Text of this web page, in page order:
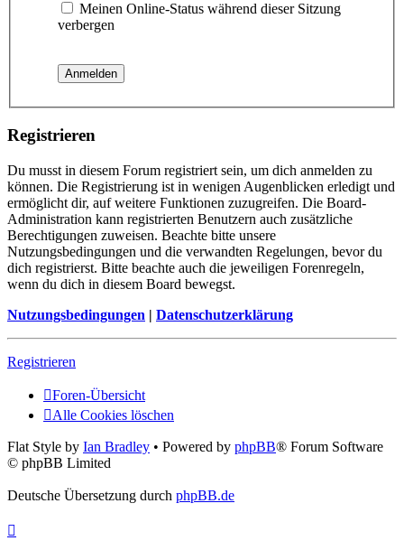
Meinen Online-Status während dieser Sitzung
verbergen
Registrieren
Du musst in diesem Forum registriert sein, um dich anmelden zu
können. Die Registrierung ist in wenigen Augenblicken erledigt und
ermöglicht dir, auf weitere Funktionen zuzugreifen. Die Board-
Administration kann registrierten Benutzern auch zusätzliche
Berechtigungen zuweisen. Beachte bitte unsere
Nutzungsbedingungen und die verwandten Regelungen, bevor du
dich registrierst. Bitte beachte auch die jeweiligen Forenregeln,
wenn du dich in diesem Board bewegst.
Nutzungsbedingungen | Datenschutzerklärung
Registrieren
Foren-Übersicht
Alle Cookies löschen
Flat Style by Ian Bradley • Powered by phpBB® Forum Software
© phpBB Limited
Deutsche Übersetzung durch phpBB.de